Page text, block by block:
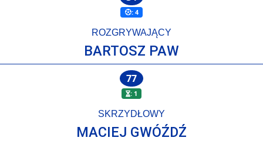
: 4
ROZGRYWAJĄCY
BARTOSZ PAW
77
: 1
SKRZYDŁOWY
MACIEJ GWÓŹDŹ